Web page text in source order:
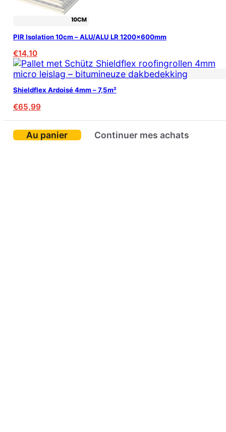
PIR Isolation 10cm – ALU/ALU LR 1200x600mm
€14,10
Shieldflex Ardoisé 4mm – 7,5m²
€65,99
Au panier Continuer mes achats